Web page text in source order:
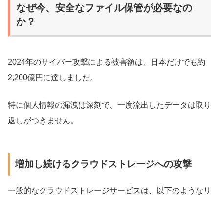
なぜ今、安全なファイル保管が必要なの
か？
2024年のサイバー攻撃による被害額は、日本だけでも約
2,200億円に達しました。
特に個人情報の漏洩は深刻で、一度流出したデータは取り
返しがつきません。
増加し続けるクラウドストレージへの攻撃
一般的なクラウドストレージサービスは、以下のようなリ